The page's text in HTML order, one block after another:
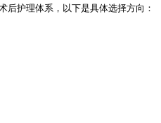
后护理体系，以下是具体选择方向：